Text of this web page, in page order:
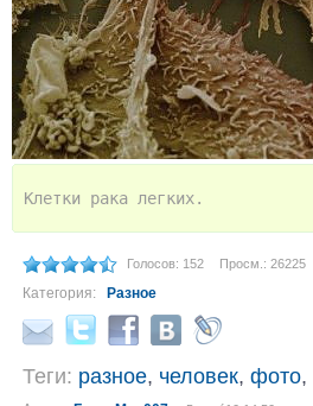
Клетки рака легких.
Голосов: 152 Просм.: 26225
Категория: Разное
Теги: разное, человек, фото,